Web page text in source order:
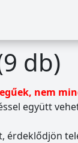
db)
nem
együtt
érdeklődjön